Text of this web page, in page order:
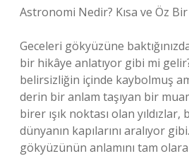
Astronomi Nedir? Kısa ve Öz Bir
Geceleri gökyüzüne
bir hikâye anlatıyor gibi mi
belirsizliğin içinde kaybolmuş
derin bir anlam taşıyan bir
birer ışık noktası olan
dünyanın kapılarını aralıyor
gökyüzünün anlamını tam